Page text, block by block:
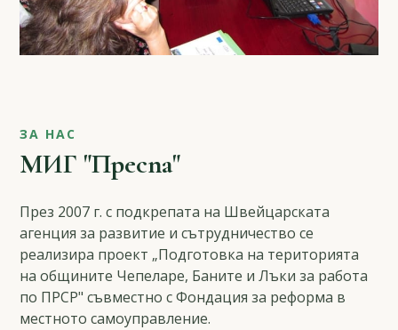
ЗА НАС
МИГ "Преспа"
През 2007 г. с подкрепата на Швейцарската
агенция за развитие и сътрудничество се
реализира проект „Подготовка на територията
на общините Чепеларе, Баните и Лъки за работа
по ПРСР" съвместно с Фондация за реформа в
местното самоуправление.